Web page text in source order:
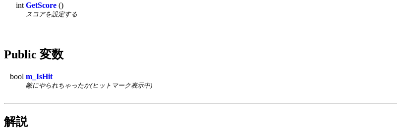
int GetScore ()
スコアを設定する
Public 変数
bool m_IsHit
敵にやられちゃったか(ヒットマーク表示中)
解説